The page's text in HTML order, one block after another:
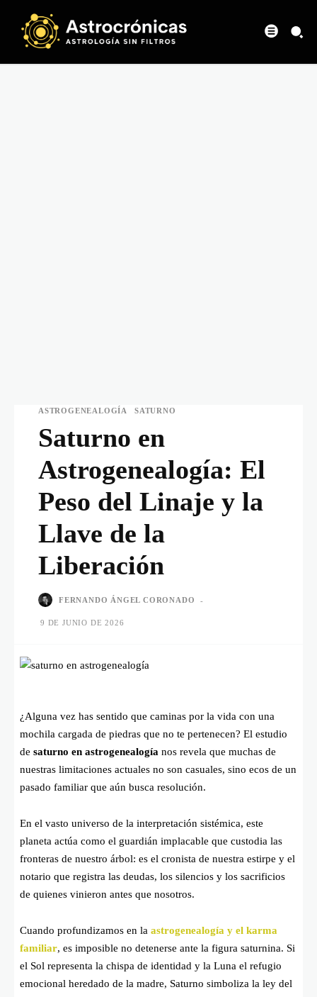
ASTROGENEALOGÍA SATURNO
Saturno en
Astrogenealogía: El
Peso del Linaje y la
Llave de la
Liberación
FERNANDO ÁNGEL CORONADO -
9 DE JUNIO DE 2026
¿Alguna vez has sentido que caminas por la vida con una
mochila cargada de piedras que no te pertenecen? El estudio
de saturno en astrogenealogía nos revela que muchas de
nuestras limitaciones actuales no son casuales, sino ecos de un
pasado familiar que aún busca resolución.
En el vasto universo de la interpretación sistémica, este
planeta actúa como el guardián implacable que custodia las
fronteras de nuestro árbol: es el cronista de nuestra estirpe y el
notario que registra las deudas, los silencios y los sacrificios
de quienes vinieron antes que nosotros.
Cuando profundizamos en la astrogenealogía y el karma
familiar, es imposible no detenerse ante la figura saturnina. Si
el Sol representa la chispa de identidad y la Luna el refugio
emocional heredado de la madre, Saturno simboliza la ley del